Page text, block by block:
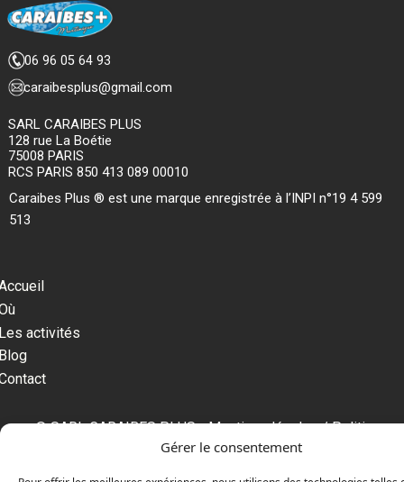
Gérer le consentement
06 96 05 64 93
caraibesplus@gmail.com
SARL CARAIBES PLUS
128 rue La Boétie
75008 PARIS
RCS PARIS 850 413 089 00010
Caraibes Plus ® est une marque enregistrée à l’INPI n°19 4 599
513
activités
© SARL CARAIBES PLUS - Mentions légales / Politique
de confidentialité